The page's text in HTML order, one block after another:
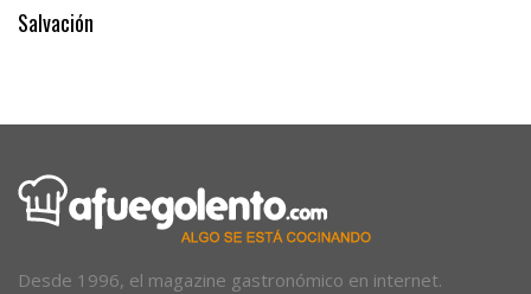
Salvación
Desde 1996, el magazine gastronómico en internet.